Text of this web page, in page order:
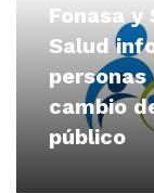
Fonasa y
Salud
cambio
público